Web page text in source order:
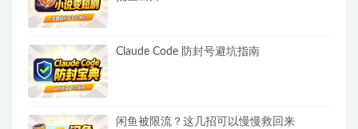
Claude Code 防封号避坑指南
闲鱼被限流？这几招可以慢慢救回来